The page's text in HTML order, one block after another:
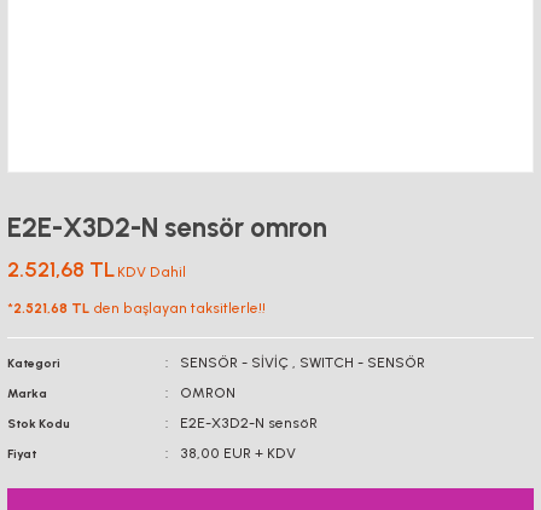
E2E-X3D2-N sensör omron
2.521,68 TL KDV Dahil
*2.521,68 TL den başlayan taksitlerle!!
Kategori SENSÖR - SİVİÇ , SWITCH - SENSÖR
Marka OMRON
Stok Kodu E2E-X3D2-N sensöR
Fiyat 38,00 EUR + KDV